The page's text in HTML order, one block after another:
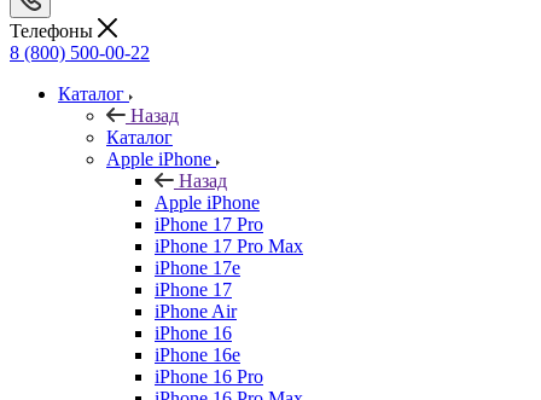
Телефоны
8 (800) 500-00-22
Каталог
Назад
Каталог
Apple iPhone
Назад
Apple iPhone
iPhone 17 Pro
iPhone 17 Pro Max
iPhone 17e
iPhone 17
iPhone Air
iPhone 16
iPhone 16e
iPhone 16 Pro